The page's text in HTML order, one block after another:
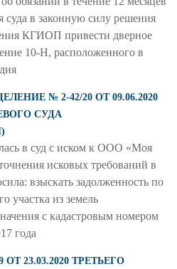
суда в законную силу решения
КГИОП привести дверное
10-Н, расположенного в
№ 2-42/20 ОТ 09.06.2020
СУДА
в суд с иском к ООО «Моя
исковых требований в
взыскать задолженность по
участка из земель
с кадастровым номером
года
23.03.2020 ТРЕТЬЕГО